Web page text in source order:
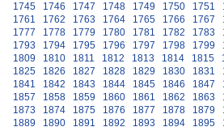
1745
1746 1747 1748 1749 1750 1751
1761
1762 1763 1764 1765 1766 1767
1777
1778 1779 1780 1781 1782 1783
1793
1794 1795 1796 1797 1798 1799
1809
1810 1811 1812 1813 1814 1815
1825
1826 1827 1828 1829 1830 1831
1841
1842 1843 1844 1845 1846 1847
1857
1858 1859 1860 1861 1862 1863
1873
1874 1875 1876 1877 1878 1879
1889
1890 1891 1892 1893 1894 1895